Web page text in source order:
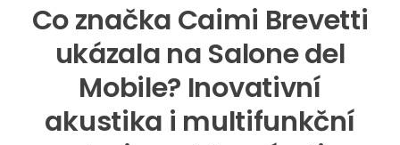
Co značka Caimi Brevetti
ukázala na Salone del
Mobile? Inovativní
akustika i multifunkční